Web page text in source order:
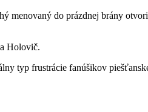
menovaný do prázdnej brány
Holovič.
typ frustrácie fanúšikov